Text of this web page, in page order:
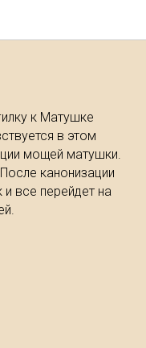
к Матушке
в этом
мощей матушки.
канонизации
все перейдет на